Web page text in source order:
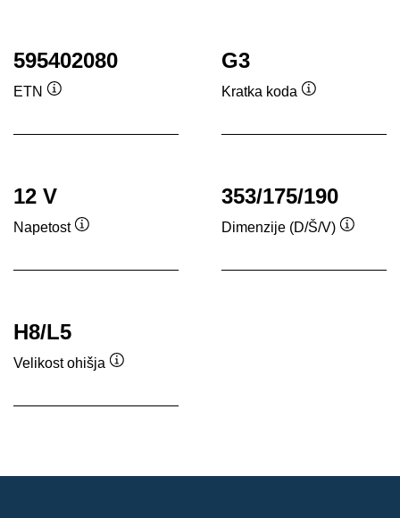
595402080
ETN
G3
Kratka koda
12 V
Napetost
353/175/190
Dimenzije (D/Š/V)
H8/L5
Velikost ohišja